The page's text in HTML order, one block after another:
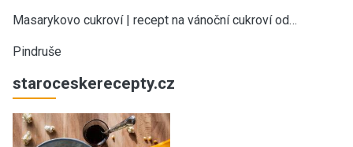
Masarykovo cukroví | recept na vánoční cukroví od…
Pindruše
staroceskerecepty.cz